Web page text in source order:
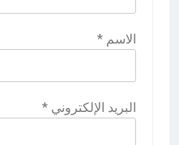
الاسم *
البريد الإلكتروني *